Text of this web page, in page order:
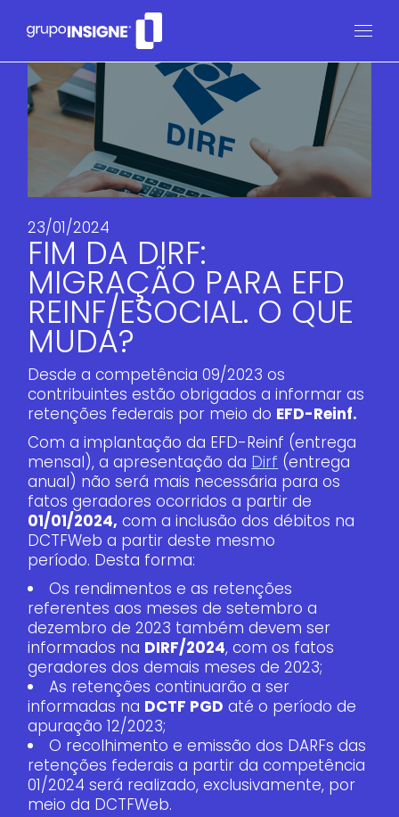
23/01/2024
FIM DA DIRF:
MIGRAÇÃO PARA EFD
REINF/ESOCIAL. O QUE
MUDA?
Desde a competência 09/2023 os
contribuintes estão obrigados a informar as
retenções federais por meio do EFD-Reinf.
Com a implantação da EFD-Reinf (entrega
mensal), a apresentação da Dirf (entrega
anual) não será mais necessária para os
fatos geradores ocorridos a partir de
01/01/2024, com a inclusão dos débitos na
DCTFWeb a partir deste mesmo
período. Desta forma:
Os rendimentos e as retenções
referentes aos meses de setembro a
dezembro de 2023 também devem ser
informados na DIRF/2024, com os fatos
geradores dos demais meses de 2023;
As retenções continuarão a ser
informadas na DCTF PGD até o período de
apuração 12/2023;
O recolhimento e emissão dos DARFs das
retenções federais a partir da competência
01/2024 será realizado, exclusivamente, por
meio da DCTFWeb.